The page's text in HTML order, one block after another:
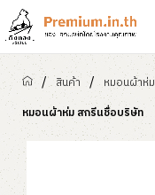
/ สินค้า / หมอนผ้าห่ม
หมอนผ้าห่ม สกรีนชื่อบริษัท